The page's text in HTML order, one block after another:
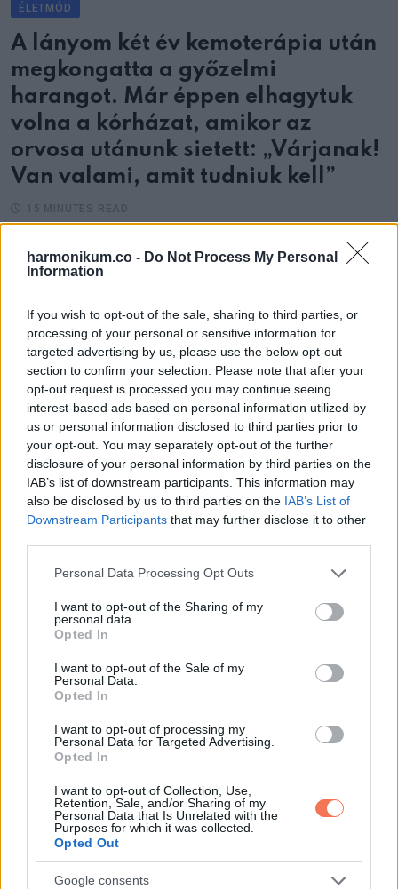
harmonikum.co - Do Not Process My Personal
Information
If you wish to opt-out of the sale, sharing to third parties, or
processing of your personal or sensitive information for
targeted advertising by us, please use the below opt-out
section to confirm your selection. Please note that after your
opt-out request is processed you may continue seeing
interest-based ads based on personal information utilized by
us or personal information disclosed to third parties prior to
your opt-out. You may separately opt-out of the further
disclosure of your personal information by third parties on the
IAB’s list of downstream participants. This information may
also be disclosed by us to third parties on the IAB’s List of
Downstream Participants that may further disclose it to other
Please note that this website/app uses one or more Google
not limited to your visit or usage behaviour. You may click to
grant or deny consent to Google and its third-party tags to
use your data for below specified purposes in below Google
consent section.
Personal Data Processing Opt Outs
I want to opt-out of the Sharing of my
personal data.
Opted In
I want to opt-out of the Sale of my
Personal Data.
Opted In
I want to opt-out of processing my
Personal Data for Targeted Advertising.
Opted In
I want to opt-out of Collection, Use,
Retention, Sale, and/or Sharing of my
Personal Data that Is Unrelated with the
Purposes for which it was collected.
Opted Out
Google consents
ÉLETMÓD
A lányom két év kemoterápia után
megkongatta a győzelmi
harangot. Már éppen elhagytuk
volna a kórházat, amikor az
orvosa utánunk sietett: „Várjanak!
Van valami, amit tudniuk kell”
Robbanhat az egészségügy egyik
legsúlyosabb ügye: Hegedűs Zsolt
feljelentése hatalmas lavinát
indíthat el!
6 MINUTES READ